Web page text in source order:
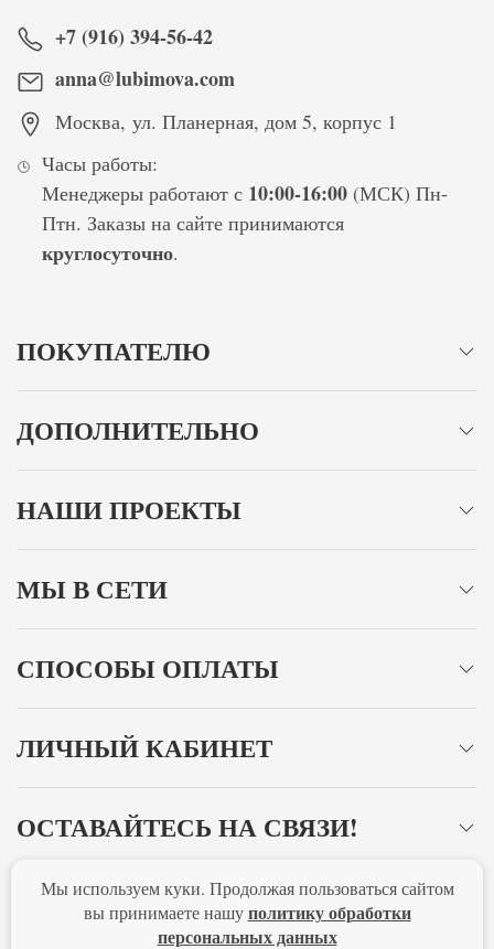
+7 (916) 394-56-42
anna@lubimova.com
Москва, ул. Планерная, дом 5, корпус 1
Часы работы:
Менеджеры работают с 10:00-16:00(МСК) Пн-
Птн. Заказы на сайте принимаются
круглосуточно.
ПОКУПАТЕЛЮ
ДОПОЛНИТЕЛЬНО
НАШИ ПРОЕКТЫ
МЫ В СЕТИ
СПОСОБЫ ОПЛАТЫ
ЛИЧНЫЙ КАБИНЕТ
ОСТАВАЙТЕСЬ НА СВЯЗИ!
Главная Политика конфиденциальности
Оферта
Мы используем куки. Продолжая пользоваться сайтом
вы принимаете нашуполитику обработки
персональных данных